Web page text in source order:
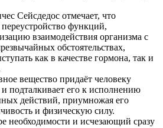
Сейсдедос отмечает, что
функций,
взаимодействия организма с
обстоятельствах,
как в качестве гормона, так и
вещество придаёт человеку
подталкивает его к исполнению
действий, приумножая его
и физическую силу.
необходимости и исчезающий сразу